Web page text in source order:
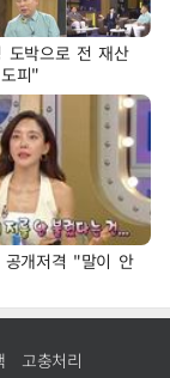
도박으로 전 재산
피"
공개저격 "말이 안
고충처리